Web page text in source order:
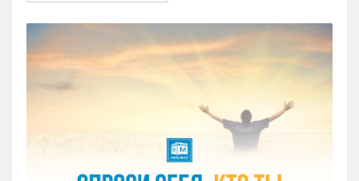
Павлодар
Петропавловск
Семей
Талдыкорган